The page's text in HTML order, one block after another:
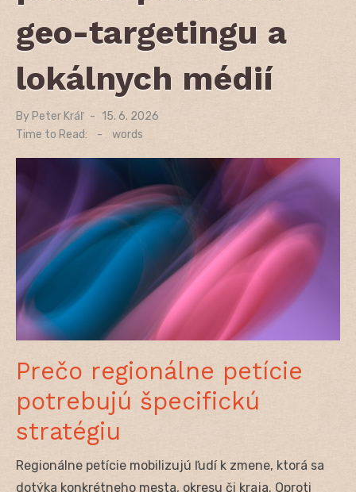
geo-targetingu a
lokálnych médií
By Peter Kráľ
Posted
on
15. 6. 2026
Time to Read:
- words
Prečo regionálne petície
potrebujú špecifickú
stratégiu
Regionálne petície mobilizujú ľudí k zmene, ktorá sa
dotýka konkrétneho mesta, okresu či kraja. Oproti